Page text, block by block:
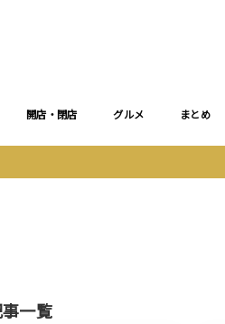
開店・閉店 グルメ まとめ
一覧